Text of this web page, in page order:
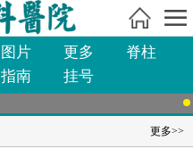
图片 更多
脊柱
指南 挂号
更多>>